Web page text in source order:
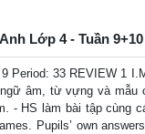
Lớp 4 - Tuần
Period: 33 REVIEW 1
ngữ âm, từ vựng và
- HS làm bài tập cùng
Pupils’ own